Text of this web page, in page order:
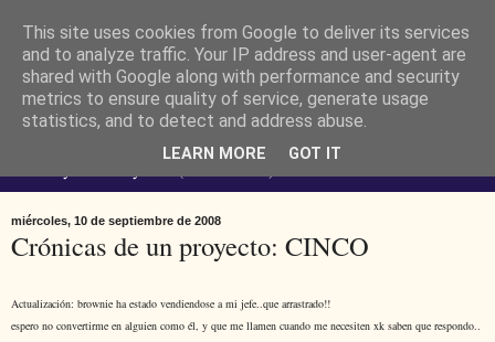
Ferendus K. Resimler -
personal
miércoles, 10 de septiembre de 2008
Crónicas de un proyecto: CINCO
Actualización: brownie ha estado vendiendose a mi jefe..que arrastrado!!
espero no convertirme en alguien como él, y que me llamen cuando me necesiten xk saben que respondo..
This site uses cookies from Google to deliver its services
and to analyze traffic. Your IP address and user-agent are
shared with Google along with performance and security
metrics to ensure quality of service, generate usage
statistics, and to detect and address abuse.
LEARN MORE GOT IT